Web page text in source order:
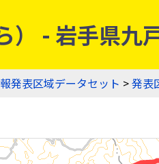
） - 岩手県
発表区域データセット >発表